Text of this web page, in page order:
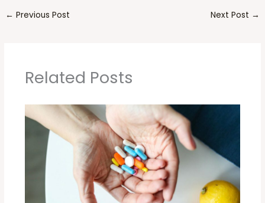
← Previous Post Next Post →
Related Posts